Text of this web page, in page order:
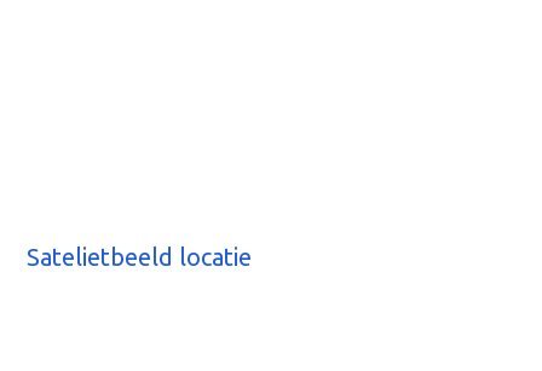
Satelietbeeld locatie